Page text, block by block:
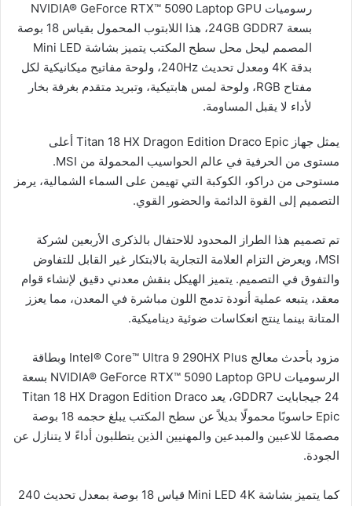
رسوميات NVIDIA® GeForce RTX™ 5090 Laptop GPU
بسعة 24GB GDDR7، هذا اللابتوب المحمول بقياس 18 بوصة
المصمم ليحل محل سطح المكتب يتميز بشاشة Mini LED
بدقة 4K ومعدل تحديث 240Hz، ولوحة مفاتيح ميكانيكية لكل
مفتاح RGB، ولوحة لمس هابتيكية، وتبريد متقدم بغرفة بخار
لأداء لا يقبل المساومة.
يمثل جهاز Titan 18 HX Dragon Edition Draco Epic أعلى
مستوى من الحرفية في عالم الحواسيب المحمولة من MSI.
مستوحى من دراكو، الكوكبة التي تهيمن على السماء الشمالية، يرمز
التصميم إلى القوة الدائمة والحضور القوي.
تم تصميم هذا الطراز المحدود للاحتفال بالذكرى الأربعين لشركة
MSI، ويعرض التزام العلامة التجارية بالابتكار غير القابل للتفاوض
والتفوق في التصميم. يتميز الهيكل بنقش معدني دقيق لإنشاء قوام
معقد، يتبعه عملية أنودة تدمج اللون مباشرة في المعدن، مما يعزز
المتانة بينما ينتج انعكاسات ضوئية ديناميكية.
مزود بأحدث معالج Intel® Core™ Ultra 9 290HX Plus وبطاقة
الرسوميات NVIDIA® GeForce RTX™ 5090 Laptop GPU بسعة
24 جيجابايت GDDR7، يعد Titan 18 HX Dragon Edition Draco
Epic حاسوبًا محمولًا بديلاً عن سطح المكتب يبلغ حجمه 18 بوصة
مصممًا للاعبين والمبدعين والمهنيين الذين يتطلبون أداءً لا يتنازل عن
الجودة.
كما يتميز بشاشة Mini LED 4K قياس 18 بوصة بمعدل تحديث 240